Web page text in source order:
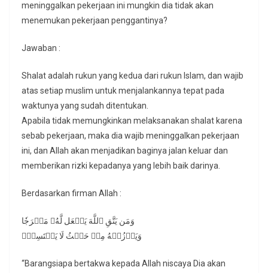
meninggalkan pekerjaan ini mungkin dia tidak akan
menemukan pekerjaan penggantinya?
Jawaban :
Shalat adalah rukun yang kedua dari rukun Islam, dan wajib
atas setiap muslim untuk menjalankannya tepat pada
waktunya yang sudah ditentukan.
Apabila tidak memungkinkan melaksanakan shalat karena
sebab pekerjaan, maka dia wajib meninggalkan pekerjaan
ini, dan Allah akan menjadikan baginya jalan keluar dan
memberikan rizki kepadanya yang lebih baik darinya.
Berdasarkan firman Allah :
وَمَن يَتَّقِ ٱللَّهَ يَجۡعَل لَّهُۥ مَخۡرَجٗا
وَيَرۡزُقۡهُ مِنۡ حَيۡثُ لَا يَحۡتَسِبُۚ
“Barangsiapa bertakwa kepada Allah niscaya Dia akan